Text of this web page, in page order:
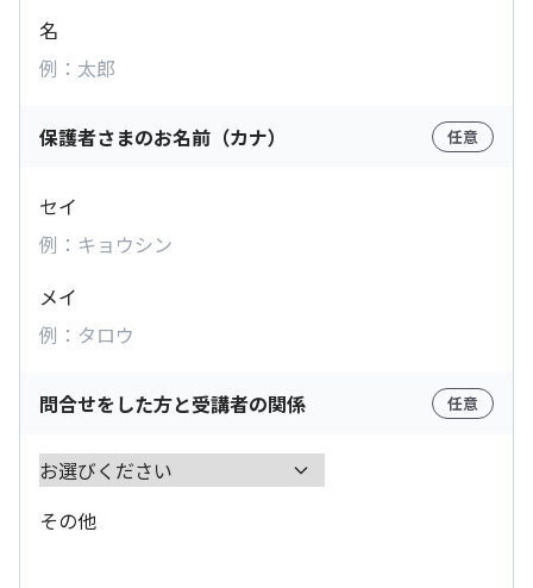
名
保護者さまのお名前（カナ） 任意
セイ
メイ
問合せをした方と受講者の関係 任意
その他